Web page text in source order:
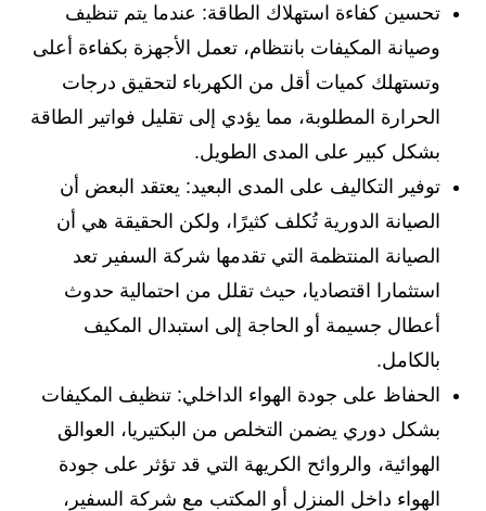
تحسين كفاءة استهلاك الطاقة: عندما يتم تنظيف
وصيانة المكيفات بانتظام، تعمل الأجهزة بكفاءة أعلى
وتستهلك كميات أقل من الكهرباء لتحقيق درجات
الحرارة المطلوبة، مما يؤدي إلى تقليل فواتير الطاقة
بشكل كبير على المدى الطويل.
توفير التكاليف على المدى البعيد: يعتقد البعض أن
الصيانة الدورية تُكلف كثيرًا، ولكن الحقيقة هي أن
الصيانة المنتظمة التي تقدمها شركة السفير تعد
استثمارا اقتصاديا، حيث تقلل من احتمالية حدوث
أعطال جسيمة أو الحاجة إلى استبدال المكيف
بالكامل.
الحفاظ على جودة الهواء الداخلي: تنظيف المكيفات
بشكل دوري يضمن التخلص من البكتيريا، العوالق
الهوائية، والروائح الكريهة التي قد تؤثر على جودة
الهواء داخل المنزل أو المكتب مع شركة السفير،